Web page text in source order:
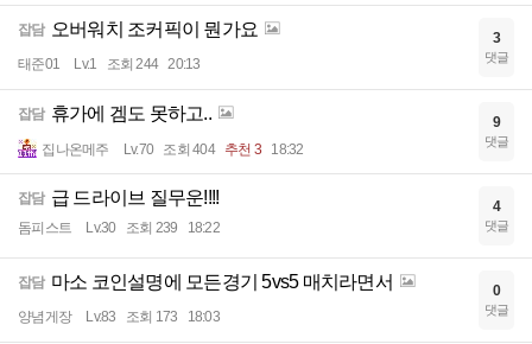
잡담 오버워치 조커픽이 뭔가요
태준01 Lv.1 조회 244 20:13
3
댓글
잡담 휴가에 겜도 못하고..
집나온메주 Lv.70 조회 404 추천 3 18:32
9
댓글
잡담 급 드라이브 질무운!!!!
돔피스트 Lv.30 조회 239 18:22
4
댓글
잡담 마소 코인설명에 모든경기 5vs5 매치라면서
양념게장 Lv.83 조회 173 18:03
0
댓글